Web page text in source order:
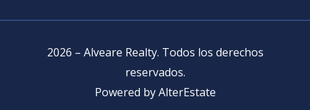
2026 – Alveare Realty. Todos los derechos
reservados.
Powered by AlterEstate